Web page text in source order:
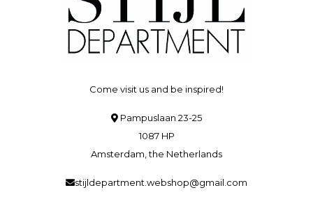
Come visit us and be inspired!
Pampuslaan 23-25
1087 HP
Amsterdam, the Netherlands
stijldepartment.webshop@gmail.com